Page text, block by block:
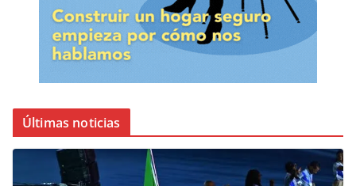
Últimas noticias